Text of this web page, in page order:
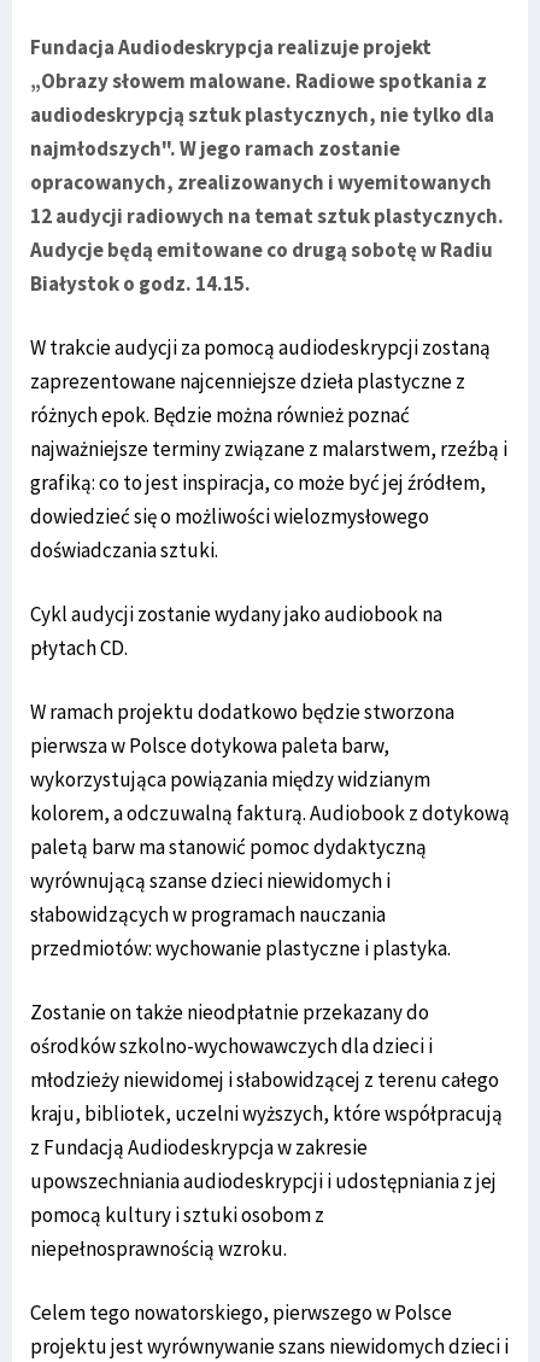
Fundacja Audiodeskrypcja realizuje projekt
„Obrazy słowem malowane. Radiowe spotkania z
audiodeskrypcją sztuk plastycznych, nie tylko dla
najmłodszych". W jego ramach zostanie
opracowanych, zrealizowanych i wyemitowanych
12 audycji radiowych na temat sztuk plastycznych.
Audycje będą emitowane co drugą sobotę w Radiu
Białystok o godz. 14.15.
W trakcie audycji za pomocą audiodeskrypcji zostaną
zaprezentowane najcenniejsze dzieła plastyczne z
różnych epok. Będzie można również poznać
najważniejsze terminy związane z malarstwem, rzeźbą i
grafiką: co to jest inspiracja, co może być jej źródłem,
dowiedzieć się o możliwości wielozmysłowego
doświadczania sztuki.
Cykl audycji zostanie wydany jako audiobook na
płytach CD.
W ramach projektu dodatkowo będzie stworzona
pierwsza w Polsce dotykowa paleta barw,
wykorzystująca powiązania między widzianym
kolorem, a odczuwalną fakturą. Audiobook z dotykową
paletą barw ma stanowić pomoc dydaktyczną
wyrównującą szanse dzieci niewidomych i
słabowidzących w programach nauczania
przedmiotów: wychowanie plastyczne i plastyka.
Zostanie on także nieodpłatnie przekazany do
ośrodków szkolno-wychowawczych dla dzieci i
młodzieży niewidomej i słabowidzącej z terenu całego
kraju, bibliotek, uczelni wyższych, które współpracują
z Fundacją Audiodeskrypcja w zakresie
upowszechniania audiodeskrypcji i udostępniania z jej
pomocą kultury i sztuki osobom z
niepełnosprawnością wzroku.
Celem tego nowatorskiego, pierwszego w Polsce
projektu jest wyrównywanie szans niewidomych dzieci i